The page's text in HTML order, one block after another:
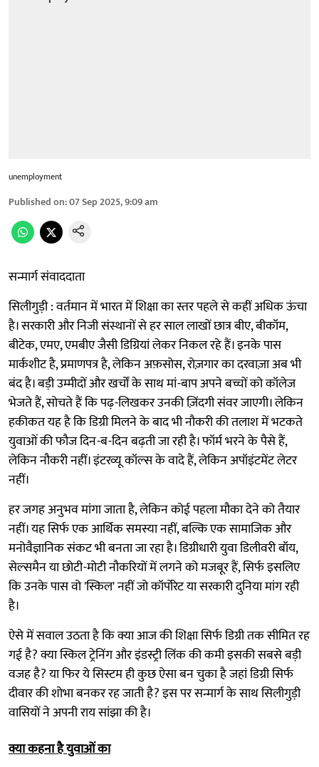
unemployment
Published on:07 Sep 2025, 9:09 am
सन्मार्ग संवाददाता
सिलीगुड़ी : वर्तमान में भारत में शिक्षा का स्तर पहले से कहीं अधिक ऊंचा
है। सरकारी और निजी संस्थानों से हर साल लाखों छात्र बीए, बीकॉम,
बीटेक, एमए, एमबीए जैसी डिग्रियां लेकर निकल रहे हैं। इनके पास
मार्कशीट है, प्रमाणपत्र है, लेकिन अफ़सोस, रोज़गार का दरवाज़ा अब भी
बंद है। बड़ी उम्मीदों और खर्चों के साथ मां-बाप अपने बच्चों को कॉलेज
भेजते हैं, सोचते हैं कि पढ़-लिखकर उनकी ज़िंदगी संवर जाएगी। लेकिन
हकीकत यह है कि डिग्री मिलने के बाद भी नौकरी की तलाश में भटकते
युवाओं की फौज दिन-ब-दिन बढ़ती जा रही है। फॉर्म भरने के पैसे हैं,
लेकिन नौकरी नहीं। इंटरव्यू कॉल्स के वादे हैं, लेकिन अपॉइंटमेंट लेटर
नहीं।
हर जगह अनुभव मांगा जाता है, लेकिन कोई पहला मौका देने को तैयार
नहीं। यह सिर्फ एक आर्थिक समस्या नहीं, बल्कि एक सामाजिक और
मनोवैज्ञानिक संकट भी बनता जा रहा है। डिग्रीधारी युवा डिलीवरी बॉय,
सेल्समैन या छोटी-मोटी नौकरियों में लगने को मजबूर हैं, सिर्फ इसलिए
कि उनके पास वो 'स्किल' नहीं जो कॉर्पोरेट या सरकारी दुनिया मांग रही
है।
ऐसे में सवाल उठता है कि क्या आज की शिक्षा सिर्फ डिग्री तक सीमित रह
गई है? क्या स्किल ट्रेनिंग और इंडस्ट्री लिंक की कमी इसकी सबसे बड़ी
वजह है? या फिर ये सिस्टम ही कुछ ऐसा बन चुका है जहां डिग्री सिर्फ
दीवार की शोभा बनकर रह जाती है? इस पर सन्मार्ग के साथ सिलीगुड़ी
वासियों ने अपनी राय सांझा की है।
क्या कहना है युवाओं का